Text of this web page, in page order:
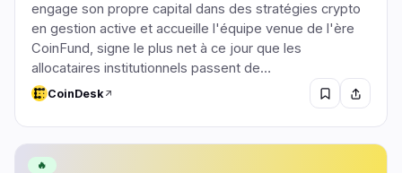
engage son propre capital dans des stratégies crypto
en gestion active et accueille l'équipe venue de l'ère
CoinFund, signe le plus net à ce jour que les
allocataires institutionnels passent de…
CoinDesk
🔥